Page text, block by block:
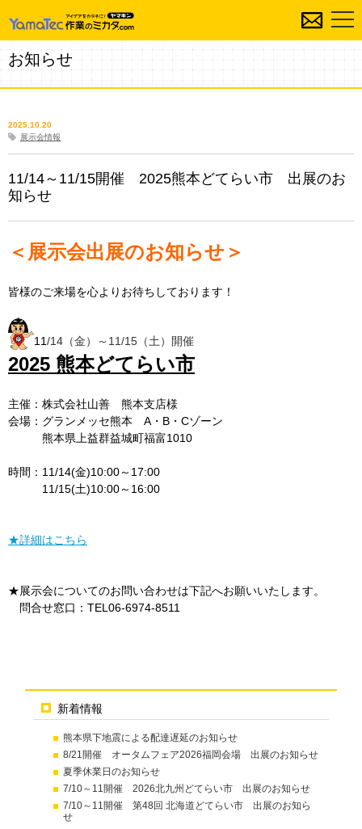
お知らせ
新着情報
熊本県下地震による配達遅延のお知らせ
8/21開催 オータムフェア2026福岡会場 出展のお知らせ
夏季休業日のお知らせ
7/10～11開催 2026北九州どてらい市 出展のお知らせ
7/10～11開催 第48回 北海道どてらい市 出展のお知ら
せ
2025.10.20
展示会情報
11/14～11/15開催 2025熊本どてらい市 出展のお
知らせ
＜展示会出展のお知らせ＞
皆様のご来場を心よりお待ちしております！
11/14（金） ～11/15（土）開催
2025 熊本どてらい市
主催：株式会社山善 熊本支店様
会場：グランメッセ熊本 A・B・Cゾーン
熊本県上益群益城町福富1010
時間：11/14(金)10:00～17:00
11/15(土)10:00～16:00
★詳細はこちら
★展示会についてのお問い合わせは下記へお願いいたします。
問合せ窓口：TEL06-6974-8511